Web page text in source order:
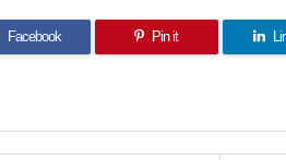
Facebook Pin it